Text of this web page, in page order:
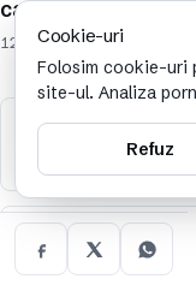
care sunt acestea
12 august 2024
ARTICOLUL
Cum vor arăta
Cookie-uri
Folosim cookie-uri
site-ul. Analiza
Refuz